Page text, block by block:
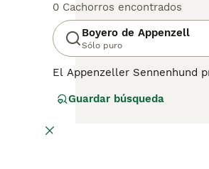
0 Cachorros encontrados
Boyero de Appenzell
Sólo puro
El Appenzeller Sennenhund
guardianes de ganado, así
intrépidos.
Guardar búsqueda